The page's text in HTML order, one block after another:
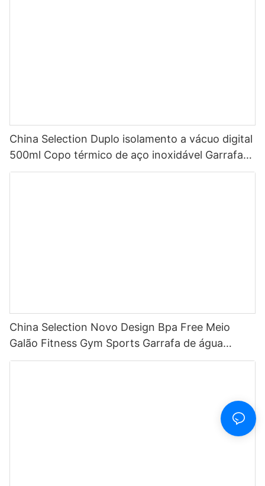
China Selection Duplo isolamento a vácuo digital
500ml Copo térmico de aço inoxidável Garrafa
de água inteligente com display de temperatura
China Selection Novo Design Bpa Free Meio
Galão Fitness Gym Sports Garrafa de água
motivacional de plástico transparente com